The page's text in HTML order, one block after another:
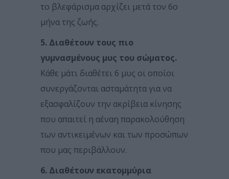
το βλεφάρισμα αρχίζει μετά τον 6ο
μήνα της ζωής.
5. Διαθέτουν τους πιο
γυμνασμένους μυς του σώματος.
Κάθε μάτι διαθέτει 6 μυς οι οποίοι
συνεργάζονται ασταμάτητα για να
εξασφαλίζουν την ακρίβεια κίνησης
που απαιτεί η αέναη παρακολούθηση
των αντικειμένων και των προσώπων
που μας περιβάλλουν.
6. Διαθέτουν εκατομμύρια